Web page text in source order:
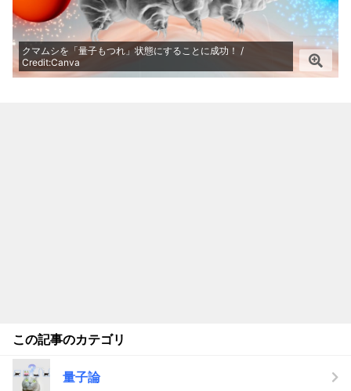
クマムシを「量子もつれ」状態にすることに成功！ /
Credit:Canva
この記事のカテゴリ
量子論